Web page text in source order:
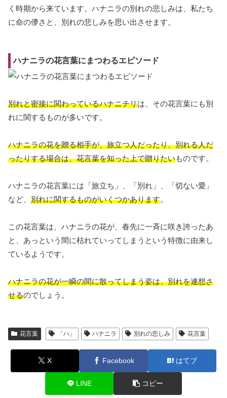
く時期から来ています。ハナニラの別れの悲しみは、私たち
に命の儚さと、別れの悲しみを思い出させます。
ハナニラの花言葉にまつわるエピソード
別れと密接に関わっているハナニチリは、その花言葉にも別
れに関するものが多いです。
ハナニラの花を贈る相手が、旅立つ人だったり、別れる人だ
ったりする場合は、花言葉を知った上で贈りたいものです。
ハナニラの花言葉には「旅立ち」、「別れ」、「切ない愛」
など、 別れに関するものがいくつかあります。
この花言葉は、ハナニラの花が、春先に一斉に咲き誇ったあ
と、あっという間に枯れていってしまうという特徴に由来し
ているようです。
ハナニラの花が一瞬の間に散ってしまう姿は、別れを連想さ
せるのでしょう。
花言葉 「ハ」 ハナニラ 別れの悲しみ 花言葉
X Facebook はてブ
LINE コピー